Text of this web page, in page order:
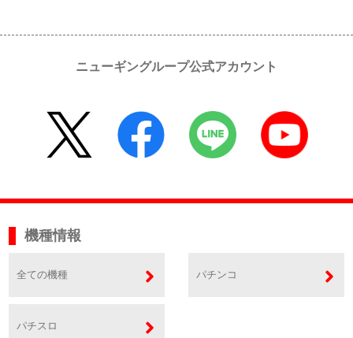
ニューギングループ公式アカウント
機種情報
全ての機種 パチンコ
パチスロ